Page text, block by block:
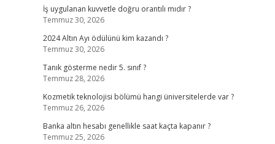
İş uygulanan kuvvetle doğru orantılı mıdır ?
Temmuz 30, 2026
2024 Altın Ayı ödülünü kim kazandı ?
Temmuz 30, 2026
Tanık gösterme nedir 5. sınıf ?
Temmuz 28, 2026
Kozmetik teknolojisi bölümü hangi üniversitelerde var ?
Temmuz 26, 2026
Banka altın hesabı genellikle saat kaçta kapanır ?
Temmuz 25, 2026